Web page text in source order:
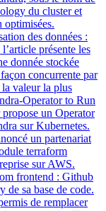
du cluster et
optimisées.
des données :
présente les
donnée stockée
concurrente par
valeur la plus
Operator to Run
un Operator
sur Kubernetes.
un partenariat
terraform
sur AWS.
frontend : Github
de sa base de code.
de remplacer